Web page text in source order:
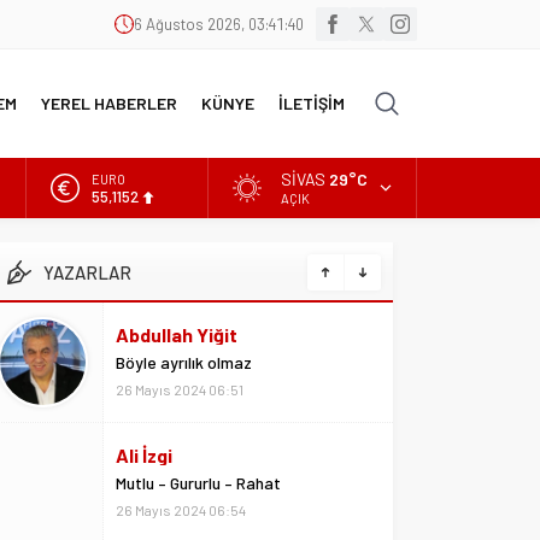
6 Ağustos 2026, 03:41:41
YEREL HABERLER KÜNYE İLETİŞİM
EURO
55,1152
BİST
DOLAR
47,5844
SIVAS 29°C
AÇIK
YAZARLAR
Ali İzgi
Mutlu – Gururlu – Rahat
26 Mayıs 2024 06:54
Ali Yavuz
Yiğido başarının adıdır
26 Mayıs 2024 09:48